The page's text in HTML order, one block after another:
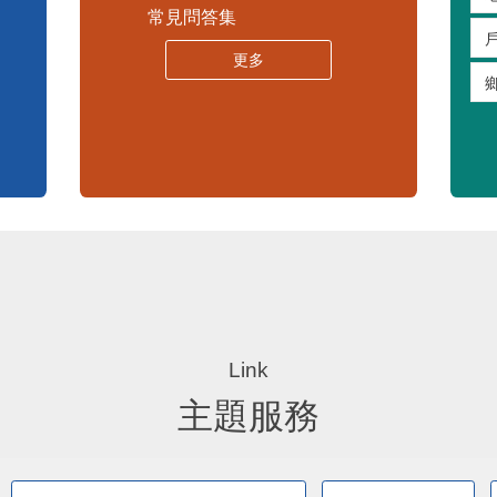
苗栗縣30人以下學校公告專區
嚴重特殊傳染性肺炎專區
主題服務